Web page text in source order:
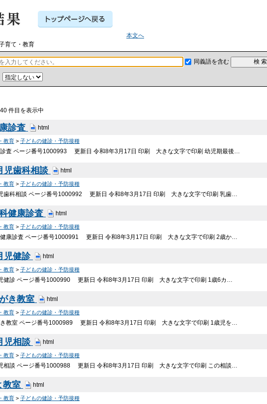
本文へ
育て・教育
同義語を含む
件目を表示中
診査 html
教育> 子どもの健診・予防接種
査 ページ番号1000993 更新日 令和8年3月17日 印刷 大きな文字で印刷 幼児期最後…
児歯科相談 html
教育> 子どもの健診・予防接種
歯科相談 ページ番号1000992 更新日 令和8年3月17日 印刷 大きな文字で印刷 乳歯…
健康診査 html
教育> 子どもの健診・予防接種
康診査 ページ番号1000991 更新日 令和8年3月17日 印刷 大きな文字で印刷 2歳か…
児健診 html
教育> 子どもの健診・予防接種
健診 ページ番号1000990 更新日 令和8年3月17日 印刷 大きな文字で印刷 1歳6カ…
き教室 html
教育> 子どもの健診・予防接種
き教室 ページ番号1000989 更新日 令和8年3月17日 印刷 大きな文字で印刷 1歳児を…
児相談 html
教育> 子どもの健診・予防接種
相談 ページ番号1000988 更新日 令和8年3月17日 印刷 大きな文字で印刷 この相談…
教室 html
教育> 子どもの健診・予防接種